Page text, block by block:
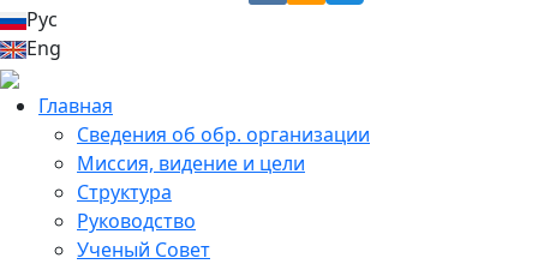
Рус
Eng
Главная
Сведения об обр. организации
Миссия, видение и цели
Структура
Руководство
Ученый Совет